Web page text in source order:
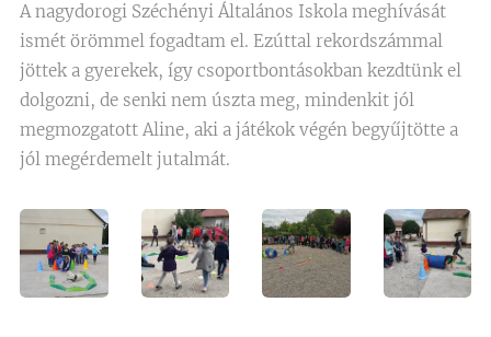
A nagydorogi Széchényi Általános Iskola meghívását
ismét örömmel fogadtam el. Ezúttal rekordszámmal
jöttek a gyerekek, így csoportbontásokban kezdtünk el
dolgozni, de senki nem úszta meg, mindenkit jól
megmozgatott Aline, aki a játékok végén begyűjtötte a
jól megérdemelt jutalmát.